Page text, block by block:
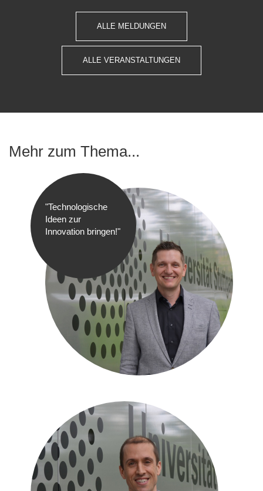
ALLE MELDUNGEN
ALLE VERANSTALTUNGEN
Mehr zum Thema...
"Technologische
Ideen zur
Innovation bringen!"